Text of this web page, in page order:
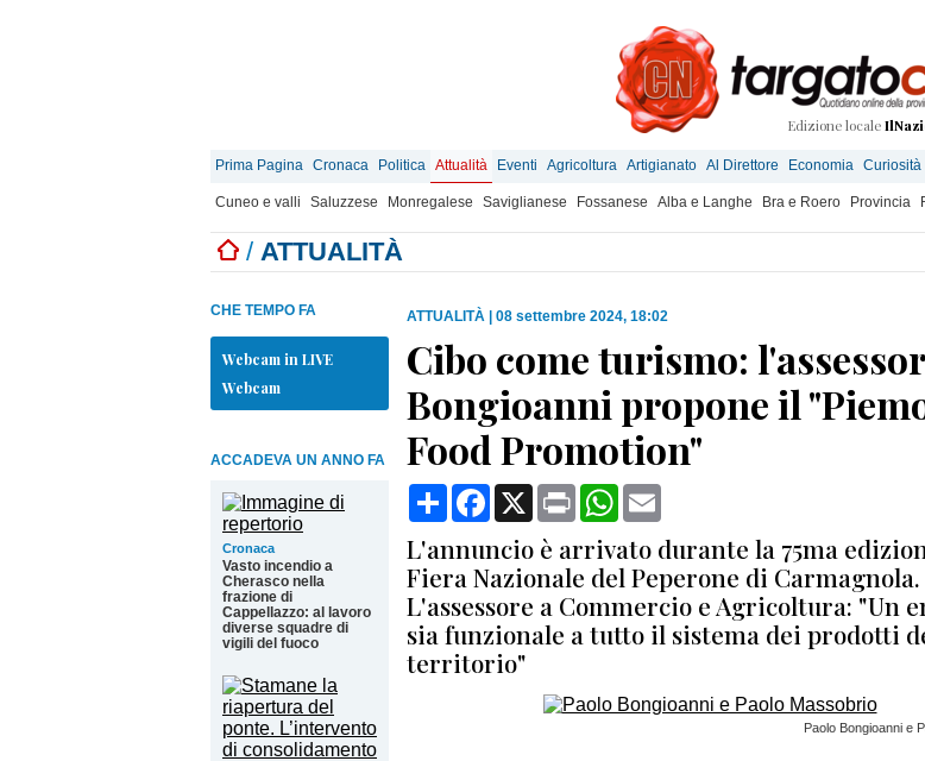
Edizione locale
Prima Pagina Cronaca Politica Attualità Eventi Agricoltura Artigianato Al Direttore Economia Curiosità
Cuneo e valli Saluzzese Monregalese Saviglianese Fossanese Alba e Langhe Bra e Roero Provincia
/ ATTUALITÀ
CHE TEMPO FA
Webcam in LIVE
Webcam
ACCADEVA UN ANNO FA
Cronaca
Vasto incendio a
Cherasco nella
frazione di
Cappellazzo: al lavoro
diverse squadre di
vigili del fuoco
ATTUALITÀ 08 settembre 2024, 18:02
Cibo come turismo:
Bongioanni propone il
Food Promotion"
CondividiFacebook
X Print WhatsApp
L'annuncio è arrivato durante la 75ma
Fiera Nazionale del Peperone di Carmagnola.
L'assessore a Commercio e Agricoltura: "Un
sia funzionale a tutto il sistema dei prodotti
territorio"
Paolo Bongioanni e